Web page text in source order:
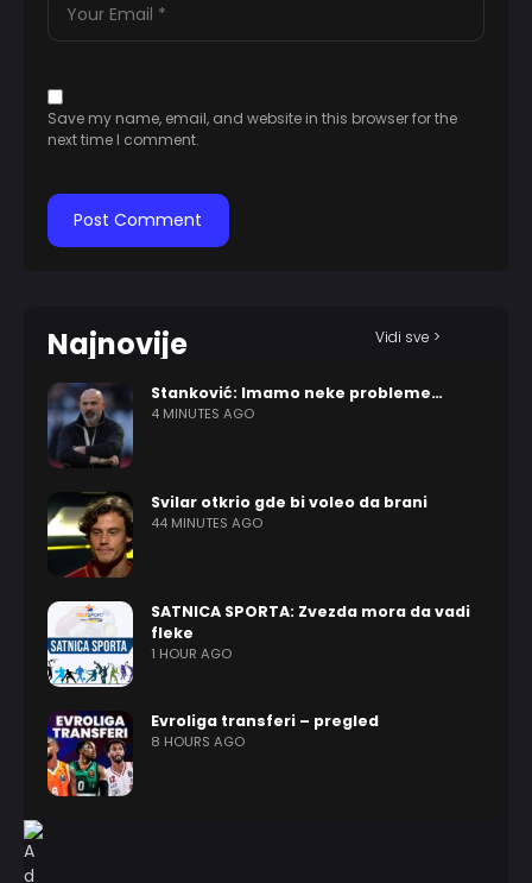
Save my name, email, and website in this browser for the
next time I comment.
Najnovije Vidi sve >
Stanković: Imamo neke probleme…
4 MINUTES AGO
Svilar otkrio gde bi voleo da brani
44 MINUTES AGO
SATNICA SPORTA: Zvezda mora da vadi
fleke
1 HOUR AGO
Evroliga transferi – pregled
8 HOURS AGO